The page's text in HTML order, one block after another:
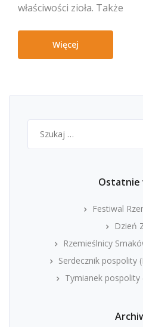
właściwości zioła. Także
Więcej
Ostatnie
Festiwal
Dzień
Rzemieślnicy
Serdecznik pospolity
Tymianek pospolity